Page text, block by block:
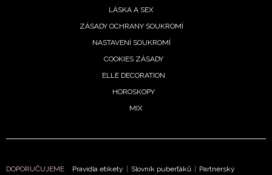
LÁSKA A SEX
ZÁSADY OCHRANY SOUKROMÍ
NASTAVENÍ SOUKROMÍ
COOKIES ZÁSADY
ELLE DECORATION
HOROSKOPY
MIX
DOPORUČUJEME Pravidla etikety Slovník puberťáků
Partnerský